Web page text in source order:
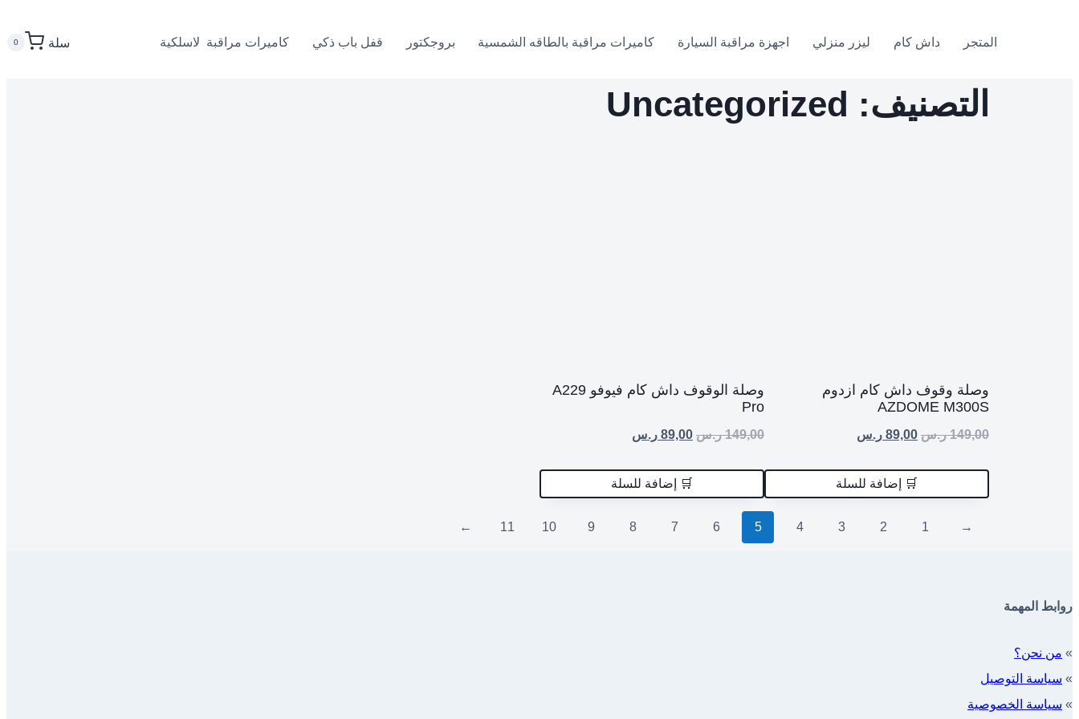
المتجر داش كام ليزر منزلي اجهزة مراقبة السيارة كاميرات مراقبة بالطاقه الشمسية بروجكتور قفل باب ذكي كاميرات مراقبة لاسلكية سلة 0
التصنيف: Uncategorized
وصلة وقوف داش كام ازدوم
AZDOME M300S
149,00 ر.س 89,00 ر.س
🛒 إضافة للسلة
وصلة الوقوف داش كام فيوفو A229
Pro
149,00 ر.س 89,00 ر.س
🛒 إضافة للسلة
→
1
2
3
4
5
6
7
8
9
10
11
←
روابط المهمة
» من نحن؟
» سياسة التوصيل
» سياسة الخصوصية